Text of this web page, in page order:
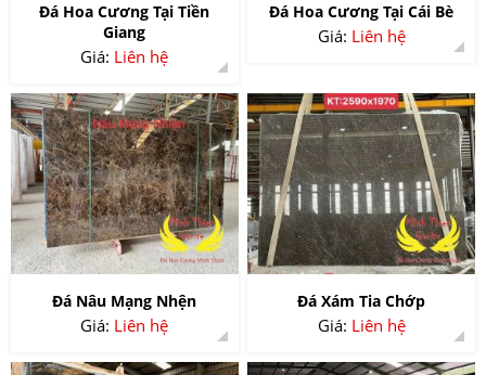
Đá Hoa Cương Tại Tiền
Giang
Giá: Liên hệ
Đá Hoa Cương Tại Cái Bè
Giá: Liên hệ
Đá Nâu Mạng Nhện
Giá: Liên hệ
Đá Xám Tia Chớp
Giá: Liên hệ